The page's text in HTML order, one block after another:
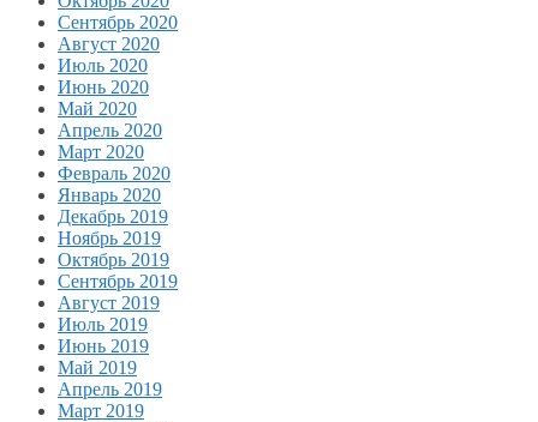
Сентябрь 2020
Август 2020
Июль 2020
Июнь 2020
Май 2020
Апрель 2020
Март 2020
Февраль 2020
Январь 2020
Декабрь 2019
Ноябрь 2019
Октябрь 2019
Сентябрь 2019
Август 2019
Июль 2019
Июнь 2019
Май 2019
Апрель 2019
Март 2019